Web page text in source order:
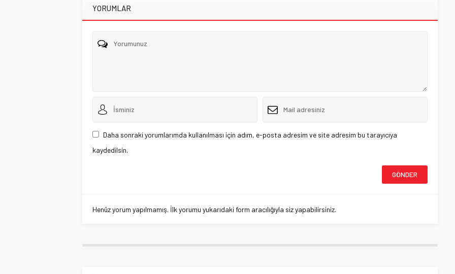
YORUMLAR
Daha sonraki yorumlarımda kullanılması için adım, e-posta adresim ve site adresim bu tarayıcıya
kaydedilsin.
Henüz yorum yapılmamış. İlk yorumu yukarıdaki form aracılığıyla siz yapabilirsiniz.